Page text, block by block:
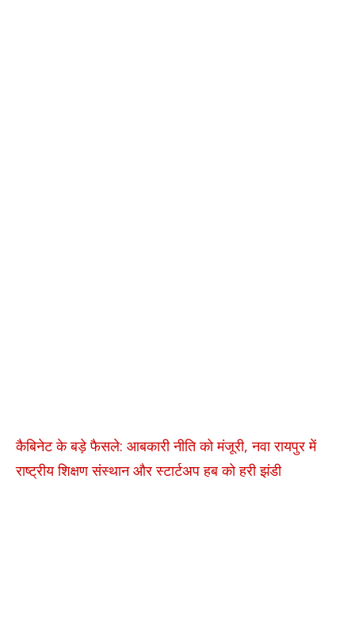
कैबिनेट के बड़े फैसले: आबकारी नीति को मंजूरी, नवा रायपुर में
राष्ट्रीय शिक्षण संस्थान और स्टार्टअप हब को हरी झंडी